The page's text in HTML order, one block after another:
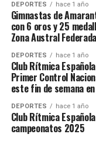
DEPORTES hace 1 año
Gimnastas de
con 6 oros y 25
Zona Austral Federada
DEPORTES hace 1 año
Club Rítmica
Primer Control
este fin de semana
DEPORTES hace 1 año
Club Rítmica
campeonatos 2025